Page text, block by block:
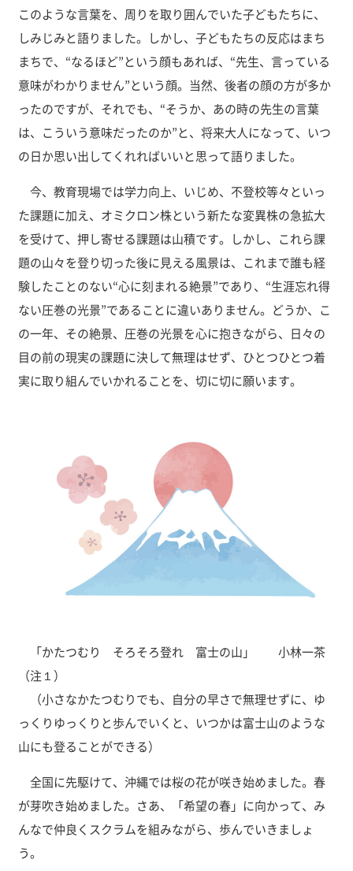
このような言葉を、周りを取り囲んでいた子どもたちに、
しみじみと語りました。しかし、子どもたちの反応はまち
まちで、“なるほど”という顔もあれば、“先生、言っている
意味がわかりません”という顔。当然、後者の顔の方が多か
ったのですが、それでも、“そうか、あの時の先生の言葉
は、こういう意味だったのか”と、将来大人になって、いつ
の日か思い出してくれればいいと思って語りました。
今、教育現場では学力向上、いじめ、不登校等々といっ
た課題に加え、オミクロン株という新たな変異株の急拡大
を受けて、押し寄せる課題は山積です。しかし、これら課
題の山々を登り切った後に見える風景は、これまで誰も経
験したことのない“心に刻まれる絶景”であり、“生涯忘れ得
ない圧巻の光景”であることに違いありません。どうか、こ
の一年、その絶景、圧巻の光景を心に抱きながら、日々の
目の前の現実の課題に決して無理はせず、ひとつひとつ着
実に取り組んでいかれることを、切に切に願います。
「かたつむり そろそろ登れ 富士の山」 小林一茶
（注１）
（小さなかたつむりでも、自分の早さで無理せずに、ゆ
っくりゆっくりと歩んでいくと、いつかは富士山のような
山にも登ることができる）
全国に先駆けて、沖縄では桜の花が咲き始めました。春
が芽吹き始めました。さあ、「希望の春」に向かって、み
んなで仲良くスクラムを組みながら、歩んでいきましょ
う。